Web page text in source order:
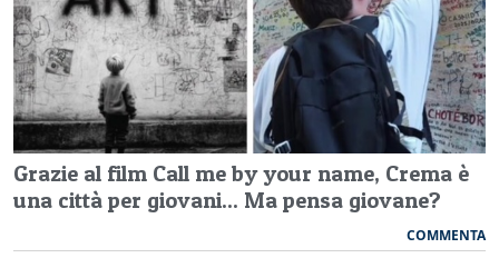
Grazie al film Call me by your name, Crema è
una città per giovani... Ma pensa giovane?
COMMENTA